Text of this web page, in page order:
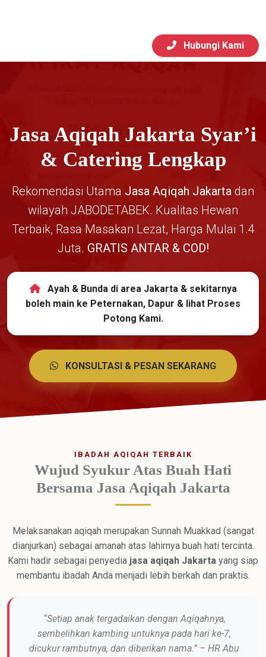
Hubungi Kami
Jasa Aqiqah Jakarta Syar’i
& Catering Lengkap
Rekomendasi Utama Jasa Aqiqah Jakarta dan
wilayah JABODETABEK. Kualitas Hewan
Terbaik, Rasa Masakan Lezat, Harga Mulai 1.4
Juta. GRATIS ANTAR & COD!
Ayah & Bunda di area Jakarta & sekitarnya
boleh main ke Peternakan, Dapur & lihat Proses
Potong Kami.
KONSULTASI & PESAN SEKARANG
IBADAH AQIQAH TERBAIK
Wujud Syukur Atas Buah Hati
Bersama Jasa Aqiqah Jakarta
Melaksanakan aqiqah merupakan Sunnah Muakkad (sangat
dianjurkan) sebagai amanah atas lahirnya buah hati tercinta.
Kami hadir sebagai penyedia jasa aqiqah Jakarta yang siap
membantu ibadah Anda menjadi lebih berkah dan praktis.
“Setiap anak tergadaikan dengan Aqiqahnya,
sembelihkan kambing untuknya pada hari ke-7,
dicukur rambutnya, dan diberikan nama.” – HR Abu